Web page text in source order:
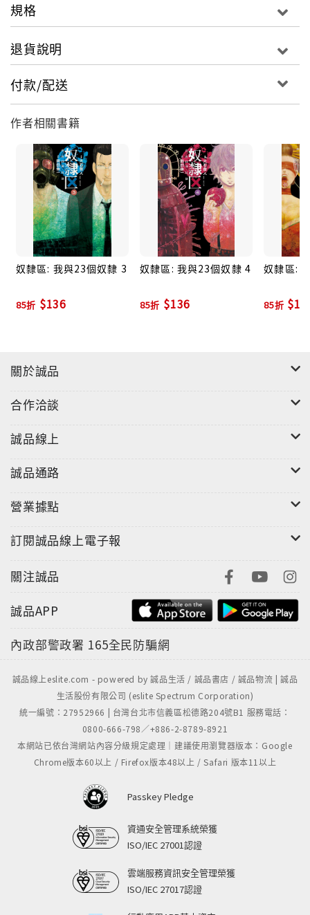
規格
退貨說明
付款/配送
作者相關書籍
奴隸區: 我與23個奴隸 3
85折 $136
奴隸區: 我與23個奴隸 4
85折 $136
奴隸區:
85折
關於誠品
合作洽談
誠品線上
誠品通路
營業據點
訂閱誠品線上電子報
關注誠品
誠品APP
內政部警政署 165全民防騙網
誠品線上eslite.com - powered by 誠品生活 / 誠品書店 / 誠品物流 | 誠品
生活股份有限公司 (eslite Spectrum Corporation)
統一編號：27952966 | 台灣台北市信義區松德路204號B1 服務電話：
0800-666-798／+886-2-8789-8921
本網站已依台灣網站內容分級規定處理｜建議使用瀏覽器版本：Google
Chrome版本60以上 / Firefox版本48以上 / Safari 版本11以上
Passkey Pledge
資通安全管理系統榮獲
ISO/IEC 27001認證
雲端服務資訊安全管理榮獲
ISO/IEC 27017認證